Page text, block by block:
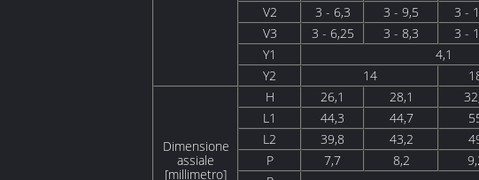
V2
3 - 6,3 3 - 9,5 3 -
V3
3 - 6,25 3 - 8,3 3 -
Y1
4,1
Y2
14
Dimensione
assiale
[millimetro]
H 26,1 28,1
L1
44,3 44,7
L2
39,8 43,2
P
7,7 8,2